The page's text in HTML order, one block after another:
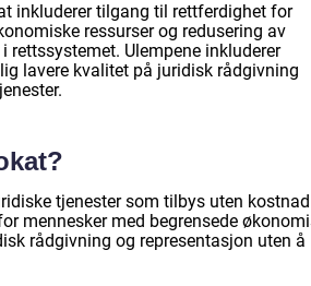
inkluderer tilgang til rettferdighet for
ressurser og redusering av
Ulempene inkluderer
lavere kvalitet på juridisk rådgivning
tjenester som tilbys uten
mennesker med begrensede
rådgivning og representasjon uten å